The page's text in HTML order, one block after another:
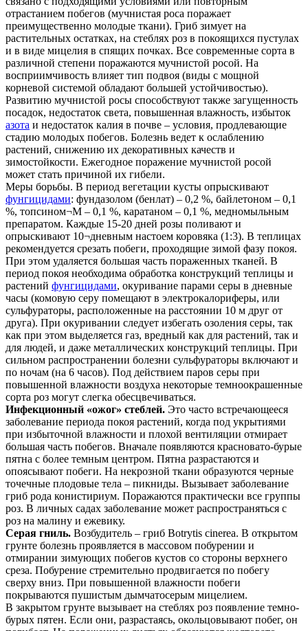
отрастанием побегов (мучнистая роса поражает
преимущественно молодые ткани). Гриб зимует на
растительных остатках, на стеблях роз в покоящихся пустулах
и в виде мицелия в спящих почках. Все современные сорта в
различной степени поражаются мучнистой росой. На
восприимчивость влияет тип подвоя (виды с мощной
корневой системой обладают большей устойчивостью).
Развитию мучнистой росы способствуют также загущенность
посадок, недостаток света, повышенная влажность, избыток
азота и недостаток калия в почве – условия, продлевающие
стадию молодых побегов. Болезнь ведет к ослаблению
растений, снижению их декоративных качеств и
зимостойкости. Ежегодное поражение мучнистой росой
может стать причиной их гибели.
Меры борьбы. В период вегетации кусты опрыскивают
фунгицидами: фундазолом (бенлат) – 0,2 %, байлетоном – 0,1
%, топсином¬М – 0,1 %, каратаном – 0,1 %, медно­мыльным
препаратом. Каждые 15-20 дней розы поливают и
опрыскивают 10¬дневным настоем коровяка (1:3). В теплицах
рекомендуется срезать побеги, проходящие зимой фазу покоя.
При этом удаляется большая часть пораженных тканей. В
период покоя необходима обработка конструкций теплицы и
растений фунгицидами, окуривание парами серы в дневные
часы (комовую серу помещают в электрокалориферы, или
сульфураторы, расположенные на расстоянии 10 м друг от
друга). При окуривании следует избегать озоления серы, так
как при этом выделяется газ, вредный как для растений, так и
для людей, и даже металлических конструкций теплицы. При
сильном распространении болезни сульфураторы включают и
по ночам (на 6 часов). Под действием паров серы при
повышенной влажности воздуха некоторые темноокрашенные
сорта роз могут слегка обесцвечиваться.
Инфекционный «ожог» стеблей. Это часто встречающееся
заболевание периода покоя растений, когда под укрытиями
при избыточной влажности и плохой вентиляции отмирает
большая часть побегов. Вначале появляются красновато-бурые
пятна с более темным центром. Пятна разрастаются и
опоясывают побеги. На некрозной ткани образуются черные
точечные плодовые тела – пикниды. Вызывает заболевание
гриб рода конистириум. Поражаются практически все группы
роз. В личных садах заболевание может распространяться с
роз на малину и ежевику.
Серая гниль. Возбудитель – гриб Botrytis cinerea. В открытом
грунте болезнь проявляется в массовом побурении и
отмирании зимующих побегов кустов со стороны верхнего
среза. Побурение стремительно продвигается по побегу
сверху вниз. При повышенной влажности побеги
покрываются пушистым дымчато­серым мицелием.
В закрытом грунте вызывает на стеблях роз появление темно­
бурых пятен. Если они, разрастаясь, окольцовывают побег, он